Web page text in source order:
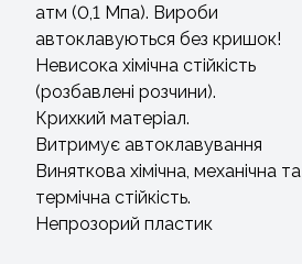
атм (0,1 Мпа). Вироби
автоклавуються без кришок!
Невисока хімічна стійкість
(розбавлені розчини).
Крихкий матеріал.
Витримує автоклавування
Виняткова хімічна, механічна та
термічна стійкість.
Непрозорий пластик